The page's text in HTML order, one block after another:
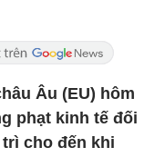
Âu (EU) hôm
phạt kinh tế đối
cho đến khi